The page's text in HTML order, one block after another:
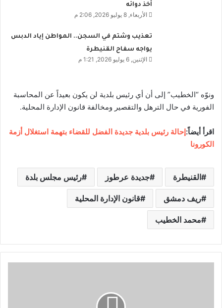
أخذ دوائه
الأربعاء, 8 يوليو 2026, 2:06 م
تعذيب وشتم في السجن.. المواطن إياد الدبس
يواجه سفاح القنيطرة
الإثنين, 6 يوليو 2026, 1:21 م
ونوّه “الخطيب” إلى أن أي رئيس بلدية لن يكون بعيداً عن المحاسبة
الفورية في حال الترهل والتقصير ومخالفة قانون الإدارة المحلية.
اقرأ أيضاً:إحالة رئيس بلدية جديدة الفضل للقضاء بتهمة استغلال أزمة
الكورونا
القنيطرة جديدة عرطوز رئيس مجلس بلدة
ريف دمشق قانون الإدارة المحلية
محمد الخطيب